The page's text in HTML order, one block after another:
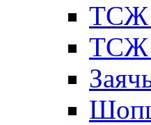
ТСЖ
ТСЖ